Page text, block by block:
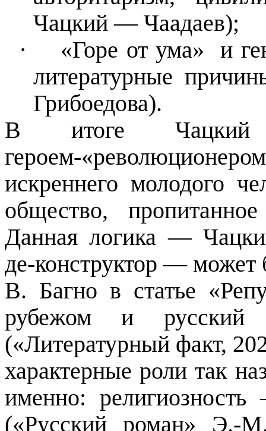
Чацкий—Чаадаев);
·
«Горе от ума»
и
литературные
Грибоедова).
В итоге Чацкий
героем-
искреннего молодого
общество,
Данная логика—
де-конструктор—может
В. Багно в статье
рубежом и русский
(«Литературный факт,
характерные роли так
именно: религиозность
(«Русский роман»